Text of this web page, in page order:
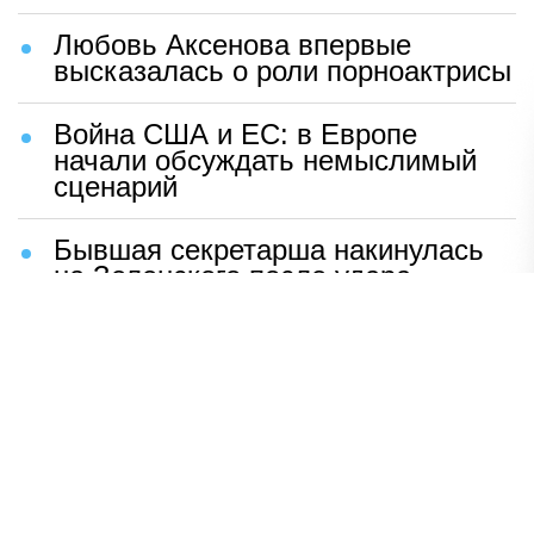
Любовь Аксенова впервые
высказалась о роли порноактрисы
Война США и ЕС: в Европе
начали обсуждать немыслимый
сценарий
Бывшая секретарша накинулась
на Зеленского после удара